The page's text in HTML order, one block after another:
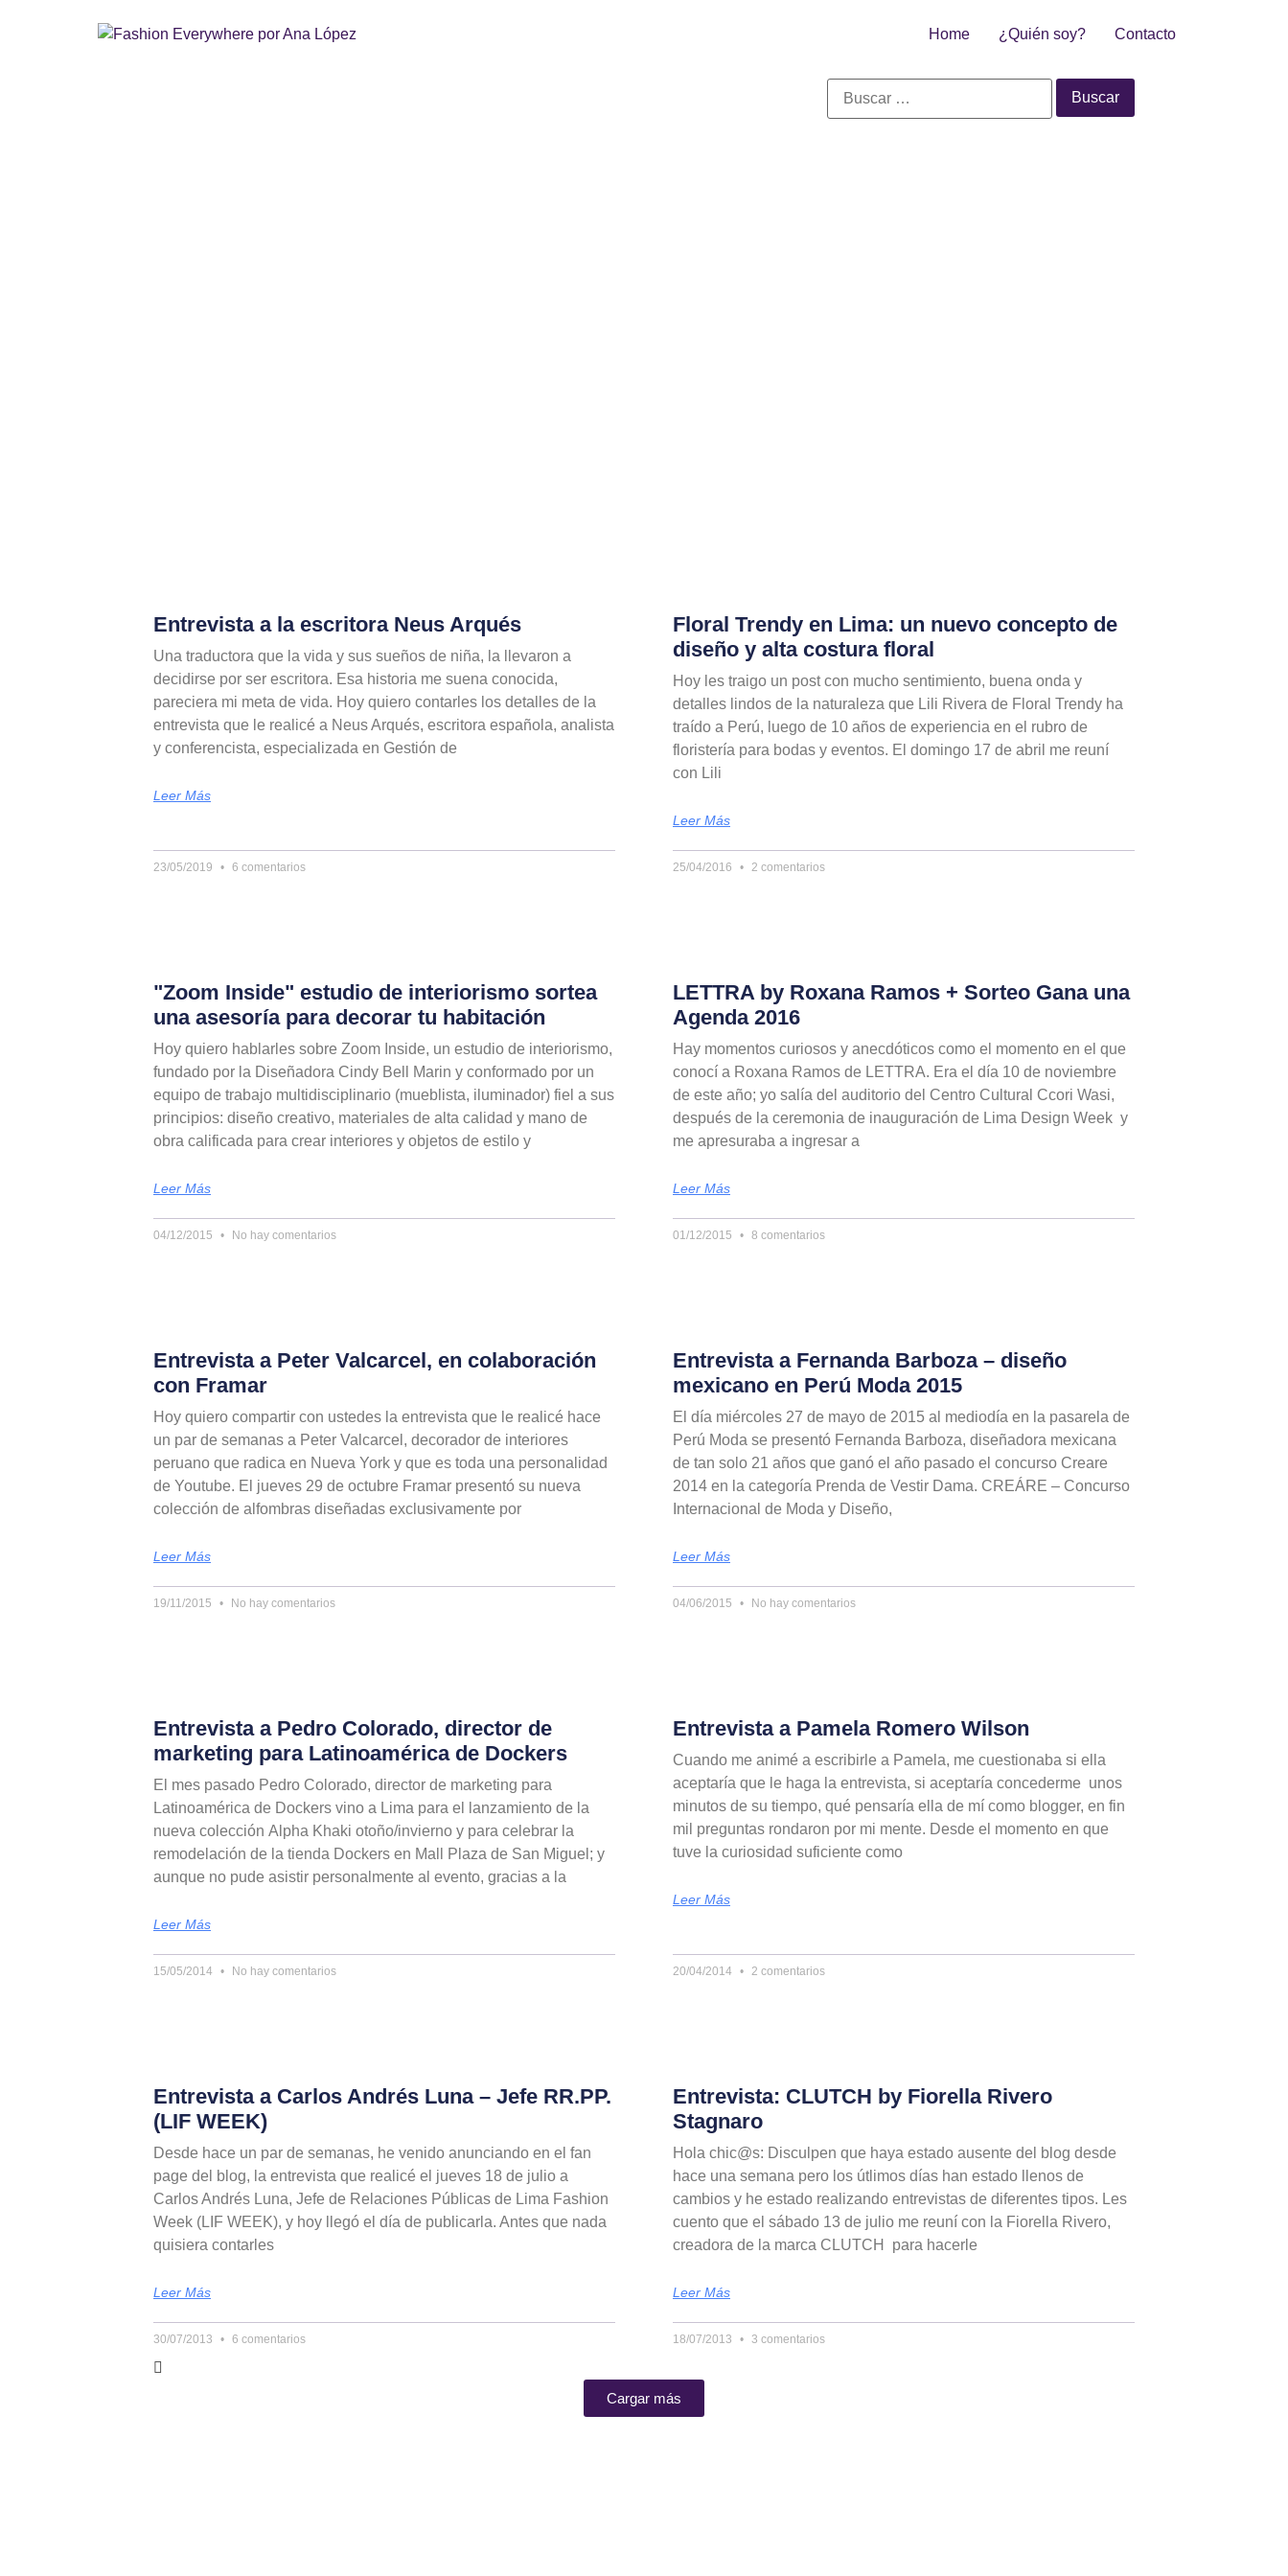
Home ¿Quién soy? Contacto
Entrevista a la escritora Neus Arqués
Una traductora que la vida y sus sueños de niña, la llevaron a
decidirse por ser escritora. Esa historia me suena conocida,
pareciera mi meta de vida. Hoy quiero contarles los detalles de la
entrevista que le realicé a Neus Arqués, escritora española, analista
y conferencista, especializada en Gestión de
Leer Más
23/05/2019 6 comentarios
Floral Trendy en Lima: un nuevo concepto de
diseño y alta costura floral
Hoy les traigo un post con mucho sentimiento, buena onda y
detalles lindos de la naturaleza que Lili Rivera de Floral Trendy ha
traído a Perú, luego de 10 años de experiencia en el rubro de
floristería para bodas y eventos. El domingo 17 de abril me reuní
con Lili
Leer Más
25/04/2016 2 comentarios
"Zoom Inside" estudio de interiorismo sortea
una asesoría para decorar tu habitación
Hoy quiero hablarles sobre Zoom Inside, un estudio de interiorismo,
fundado por la Diseñadora Cindy Bell Marin y conformado por un
equipo de trabajo multidisciplinario (mueblista, iluminador) fiel a sus
principios: diseño creativo, materiales de alta calidad y mano de
obra calificada para crear interiores y objetos de estilo y
Leer Más
04/12/2015 No hay comentarios
LETTRA by Roxana Ramos + Sorteo Gana una
Agenda 2016
Hay momentos curiosos y anecdóticos como el momento en el que
conocí a Roxana Ramos de LETTRA. Era el día 10 de noviembre
de este año; yo salía del auditorio del Centro Cultural Ccori Wasi,
después de la ceremonia de inauguración de Lima Design Week y
me apresuraba a ingresar a
Leer Más
01/12/2015 8 comentarios
Entrevista a Peter Valcarcel, en colaboración
con Framar
Hoy quiero compartir con ustedes la entrevista que le realicé hace
un par de semanas a Peter Valcarcel, decorador de interiores
peruano que radica en Nueva York y que es toda una personalidad
de Youtube. El jueves 29 de octubre Framar presentó su nueva
colección de alfombras diseñadas exclusivamente por
Leer Más
19/11/2015 No hay comentarios
Entrevista a Fernanda Barboza – diseño
mexicano en Perú Moda 2015
El día miércoles 27 de mayo de 2015 al mediodía en la pasarela de
Perú Moda se presentó Fernanda Barboza, diseñadora mexicana
de tan solo 21 años que ganó el año pasado el concurso Creare
2014 en la categoría Prenda de Vestir Dama. CREÁRE – Concurso
Internacional de Moda y Diseño,
Leer Más
04/06/2015 No hay comentarios
Entrevista a Pedro Colorado, director de
marketing para Latinoamérica de Dockers
El mes pasado Pedro Colorado, director de marketing para
Latinoamérica de Dockers vino a Lima para el lanzamiento de la
nueva colección Alpha Khaki otoño/invierno y para celebrar la
remodelación de la tienda Dockers en Mall Plaza de San Miguel; y
aunque no pude asistir personalmente al evento, gracias a la
Leer Más
15/05/2014 No hay comentarios
Entrevista a Pamela Romero Wilson
Cuando me animé a escribirle a Pamela, me cuestionaba si ella
aceptaría que le haga la entrevista, si aceptaría concederme unos
minutos de su tiempo, qué pensaría ella de mí como blogger, en fin
mil preguntas rondaron por mi mente. Desde el momento en que
tuve la curiosidad suficiente como
Leer Más
20/04/2014 2 comentarios
Entrevista a Carlos Andrés Luna – Jefe RR.PP.
(LIF WEEK)
Desde hace un par de semanas, he venido anunciando en el fan
page del blog, la entrevista que realicé el jueves 18 de julio a
Carlos Andrés Luna, Jefe de Relaciones Públicas de Lima Fashion
Week (LIF WEEK), y hoy llegó el día de publicarla. Antes que nada
quisiera contarles
Leer Más
30/07/2013 6 comentarios
Entrevista: CLUTCH by Fiorella Rivero
Stagnaro
Hola chic@s: Disculpen que haya estado ausente del blog desde
hace una semana pero los útlimos días han estado llenos de
cambios y he estado realizando entrevistas de diferentes tipos. Les
cuento que el sábado 13 de julio me reuní con la Fiorella Rivero,
creadora de la marca CLUTCH para hacerle
Leer Más
18/07/2013 3 comentarios
Cargar más